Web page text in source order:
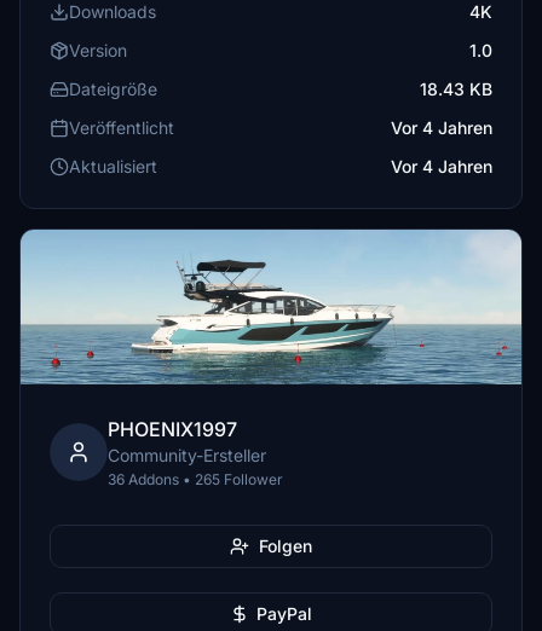
Downloads
4K
Version
1.0
Dateigröße
18.43 KB
Veröffentlicht
Vor 4 Jahren
Aktualisiert
Vor 4 Jahren
PHOENIX1997
Community-Ersteller
36 Addons • 265 Follower
Folgen
PayPal